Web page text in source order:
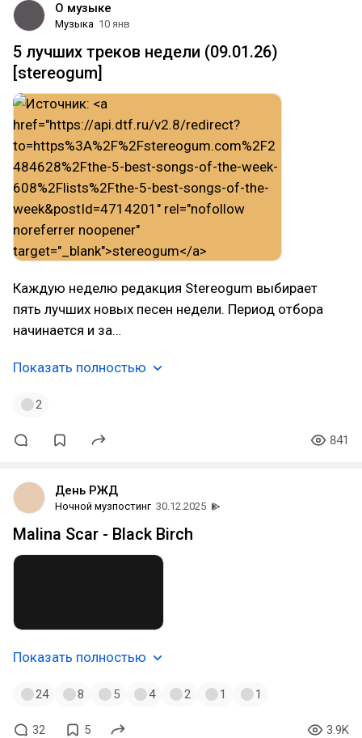
О музыке
Музыка 10 янв
5 лучших треков недели (09.01.26)
[stereogum]
Каждую неделю редакция Stereogum выбирает
пять лучших новых песен недели. Период отбора
начинается и за…
Показать полностью
2
841
День РЖД
Ночной музпостинг 30.12.2025
Malina Scar - Black Birch
Показать полностью
24 8 5 4 2 1 1
32 5 3.9K